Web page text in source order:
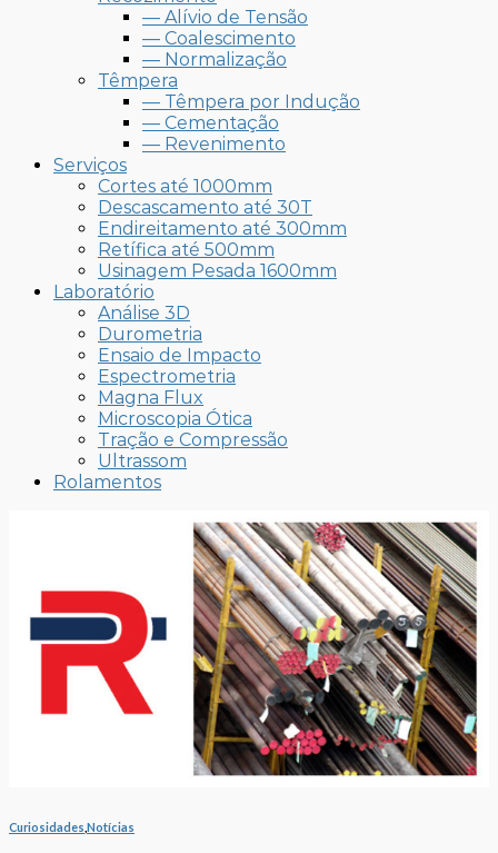
— Alívio de Tensão
— Coalescimento
— Normalização
Têmpera
— Têmpera por Indução
— Cementação
— Revenimento
Serviços
Cortes até 1000mm
Descascamento até 30T
Endireitamento até 300mm
Retífica até 500mm
Usinagem Pesada 1600mm
Laboratório
Análise 3D
Durometria
Ensaio de Impacto
Espectrometria
Magna Flux
Microscopia Ótica
Tração e Compressão
Ultrassom
Rolamentos
Curiosidades Notícias